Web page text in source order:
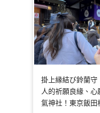
掛上縁結び鈴蘭
人的祈願良緣、
氣神社！東京飯田